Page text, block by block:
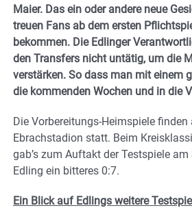
Maier. Das ein oder andere neue
treuen Fans ab dem ersten
bekommen. Die Edlinger
den Transfers nicht untätig, um die
verstärken. So dass man mit einem
die kommenden Wochen und in die
Die Vorbereitungs-Heimspiele
Ebrachstadion statt. Beim
gab’s zum Auftakt der Testspiele
Edling ein bitteres 0:7.
Ein Blick auf Edlings weitere